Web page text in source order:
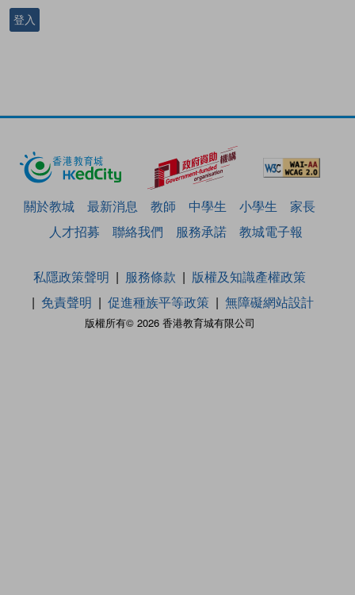
登入
關於教城 最新消息 教師 中學生 小學生
家長
人才招募
聯絡我們 服務承諾 教城電子報
版權所有© 2026 香港教育城有限公司
私隱政策聲明 服務條款
版權及知識產權政策
免責聲明
促進種族平等政策 無障礙網站設計